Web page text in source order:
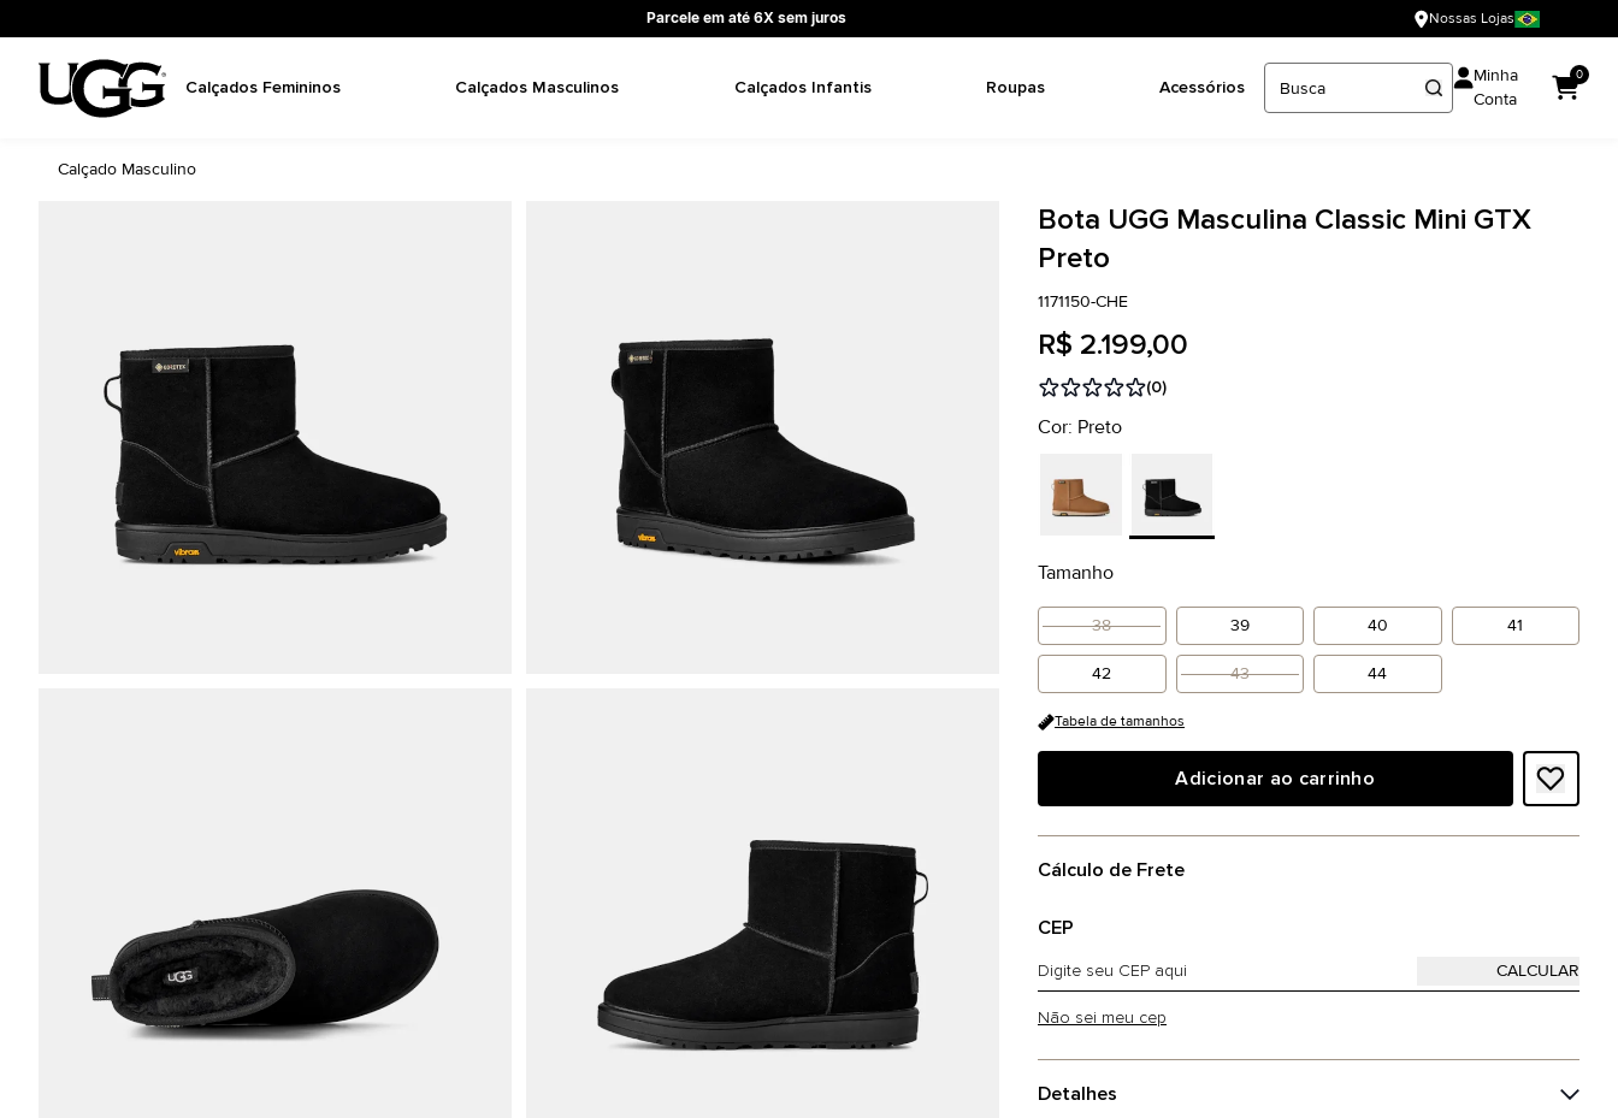
Parcele em até 6X sem juros Nossas Lojas
Calçados Femininos Calçados Masculinos Calçados Infantis Roupas Acessórios
Minha
Conta
0
Calçado Masculino
Bota UGG Masculina Classic Mini GTX
Preto
1171150-CHE
R$ 2.199,00
(0)
Cor: Preto
Tamanho
38 39 40 41
42 43 44
Tabela de tamanhos
Adicionar ao carrinho
Cálculo de Frete
CEP
Não sei meu cep
Detalhes